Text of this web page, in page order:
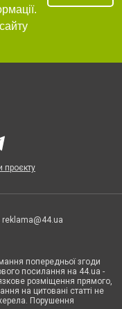
проєкту
reklama@44.ua
попередньої згоди
посилання на 44.ua -
розміщення прямого,
на цитовані статті не
Порушення